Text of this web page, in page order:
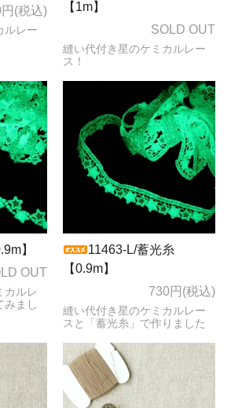
(税込)
ルレー
【1m】
SOLD OUT
縫い代付き星のケミカルレー
ス！
】
OUT
カルレ
みまし
11463-L/蓄光糸
【0.9m】
730円(税込)
縫い代付き星のケミカルレー
スと「蓄光糸」で作りました